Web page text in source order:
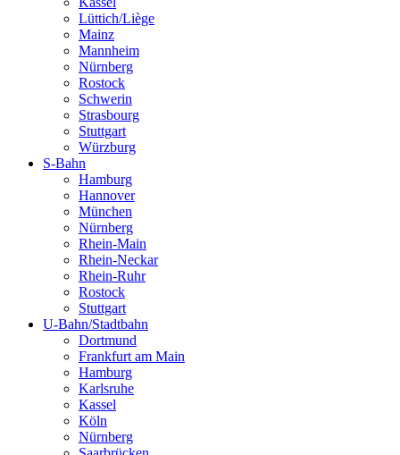
Lüttich/Liège
Mainz
Mannheim
Nürnberg
Rostock
Schwerin
Strasbourg
Stuttgart
Würzburg
S-Bahn
Hamburg
Hannover
München
Nürnberg
Rhein-Main
Rhein-Neckar
Rhein-Ruhr
Rostock
Stuttgart
U-Bahn/Stadtbahn
Dortmund
Frankfurt am Main
Hamburg
Karlsruhe
Kassel
Köln
Nürnberg